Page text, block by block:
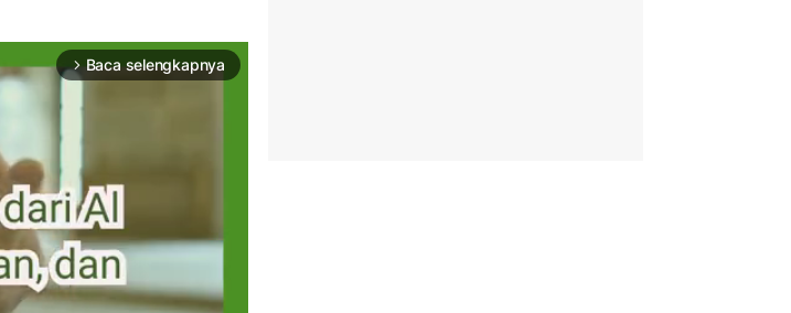
arrow_forward_ios Baca selengkapnya